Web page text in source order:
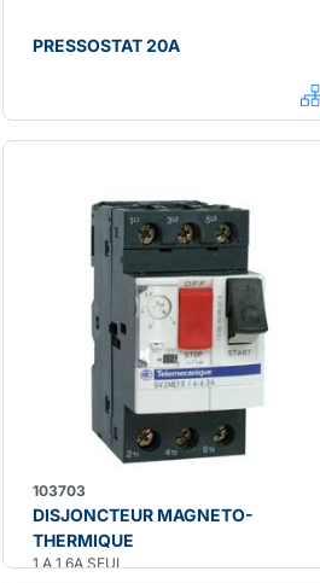
PRESSOSTAT 20A
103703
DISJONCTEUR MAGNETO-
THERMIQUE
1 A 1,6A SEUL